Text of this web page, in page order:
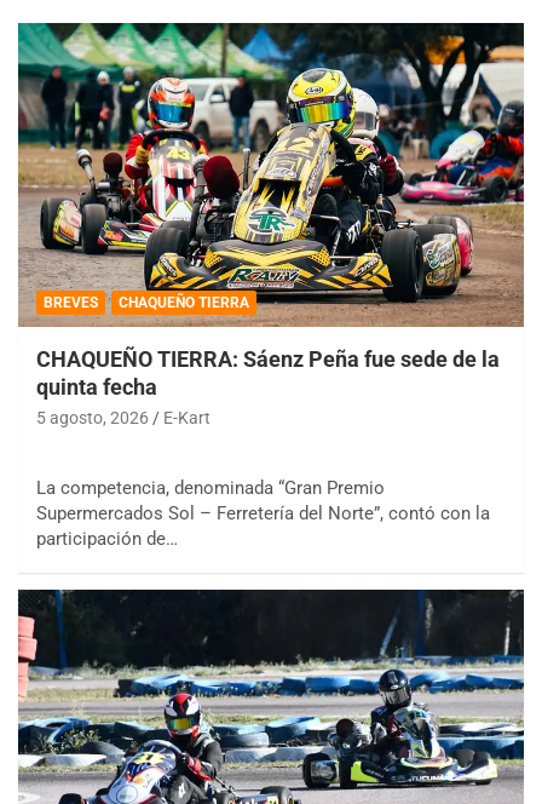
BREVES CHAQUEÑO TIERRA
CHAQUEÑO TIERRA: Sáenz Peña fue sede de la
quinta fecha
5 agosto, 2026 E-Kart
La competencia, denominada “Gran Premio
Supermercados Sol – Ferretería del Norte”, contó con la
participación de…